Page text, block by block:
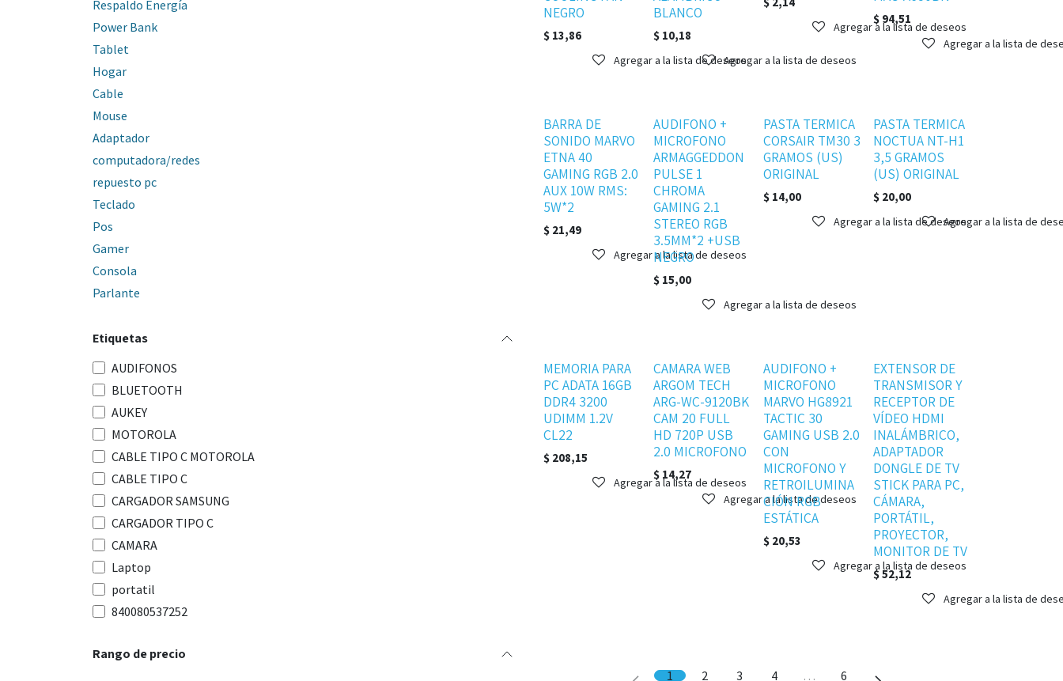
Respaldo Energía
Power Bank
Tablet
Hogar
Cable
Mouse
Adaptador
computadora/redes
repuesto pc
Teclado
Pos
Gamer
Consola
Parlante
Etiquetas
AUDIFONOS
BLUETOOTH
AUKEY
MOTOROLA
CABLE TIPO C MOTOROLA
CABLE TIPO C
CARGADOR SAMSUNG
CARGADOR TIPO C
CAMARA
Laptop
portatil
840080537252
Rango de precio
NEGRO
$ 13,86
Agregar a la lista de deseos
BLANCO
$ 10,18
Agregar a la lista de deseos
Agregar a la lista de deseos
$ 94,51
Agregar a la lista de
Disponible
BARRA DE
SONIDO MARVO
ETNA 40
GAMING RGB 2.0
AUX 10W RMS:
5W*2
$ 21,49
Agregar a la lista de deseos
Disponible
AUDIFONO +
MICROFONO
ARMAGGEDDON
PULSE 1
CHROMA
GAMING 2.1
STEREO RGB
3.5MM*2 +USB
NEGRO
$ 15,00
Agregar a la lista de deseos
Disponible
PASTA TERMICA
CORSAIR TM30 3
GRAMOS (US)
ORIGINAL
$ 14,00
Agregar a la lista de deseos
Disponible
PASTA TERMICA
NOCTUA NT-H1
3,5 GRAMOS
(US) ORIGINAL
$ 20,00
Agregar a la lista de
Disponible
MEMORIA PARA
PC ADATA 16GB
DDR4 3200
UDIMM 1.2V
CL22
$ 208,15
Agregar a la lista de deseos
Disponible
CAMARA WEB
ARGOM TECH
ARG-WC-9120BK
CAM 20 FULL
HD 720P USB
2.0 MICROFONO
$ 14,27
Agregar a la lista de deseos
Disponible
AUDIFONO +
MICROFONO
MARVO HG8921
TACTIC 30
GAMING USB 2.0
CON
MICROFONO Y
RETROILUMINA
CIÓN RGB
ESTÁTICA
$ 20,53
Agregar a la lista de deseos
Agotado
EXTENSOR DE
TRANSMISOR Y
RECEPTOR DE
VÍDEO HDMI
INALÁMBRICO,
ADAPTADOR
DONGLE DE TV
STICK PARA PC,
CÁMARA,
PORTÁTIL,
PROYECTOR,
MONITOR DE TV
$52,12
Agregar a la lista de
1 2 3 4 … 6